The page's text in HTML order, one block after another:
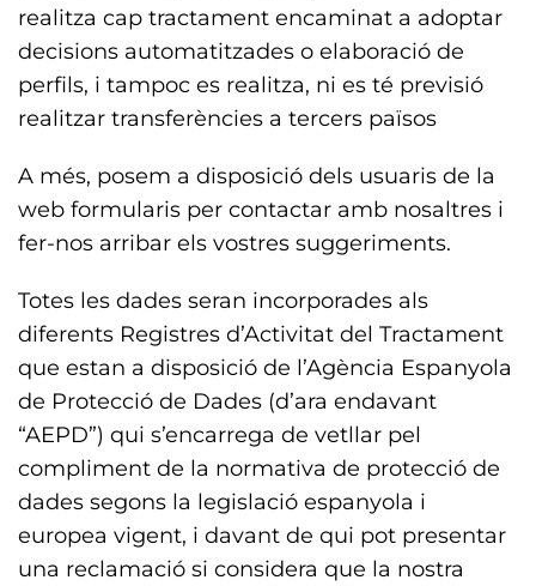
realitza cap tractament encaminat a adoptar
decisions automatitzades o elaboració de
perfils, i tampoc es realitza, ni es té previsió
realitzar transferències a tercers països
A més, posem a disposició dels usuaris de la
web formularis per contactar amb nosaltres i
fer-nos arribar els vostres suggeriments.
Totes les dades seran incorporades als
diferents Registres d’Activitat del Tractament
que estan a disposició de l’Agència Espanyola
de Protecció de Dades (d’ara endavant
“AEPD”) qui s’encarrega de vetllar pel
compliment de la normativa de protecció de
dades segons la legislació espanyola i
europea vigent, i davant de qui pot presentar
una reclamació si considera que la nostra